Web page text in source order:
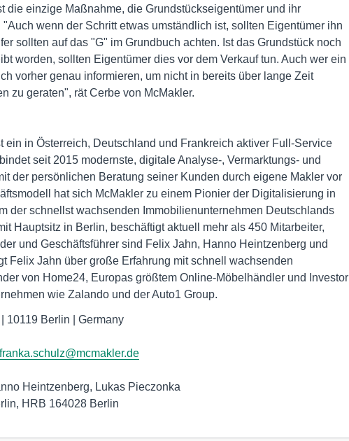
die einzige Maßnahme, die Grundstückseigentümer und ihr
wenn der Schritt etwas umständlich ist, sollten Eigentümer ihn
sollten auf das "G" im Grundbuch achten. Ist das Grundstück noch
worden, sollten Eigentümer dies vor dem Verkauf tun. Auch wer ein
vorher genau informieren, um nicht in bereits über lange Zeit
zu geraten", rät Cerbe von McMakler.
ein in Österreich, Deutschland und Frankreich aktiver Full-Service
seit 2015 modernste, digitale Analyse-, Vermarktungs- und
der persönlichen Beratung seiner Kunden durch eigene Makler vor
hat sich McMakler zu einem Pionier der Digitalisierung in
der schnellst wachsenden Immobilienunternehmen Deutschlands
Hauptsitz in Berlin, beschäftigt aktuell mehr als 450 Mitarbeiter,
und Geschäftsführer sind Felix Jahn, Hanno Heintzenberg und
Felix Jahn über große Erfahrung mit schnell wachsenden
von Home24, Europas größtem Online-Möbelhändler und Investor
wie Zalando und der Auto1 Group.
10119 Berlin | Germany
franka.schulz@mcmakler.de
Heintzenberg, Lukas Pieczonka
HRB 164028 Berlin